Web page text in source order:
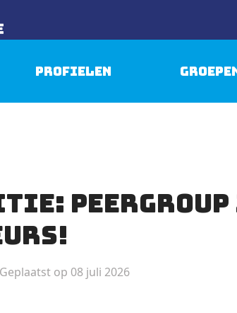
Profielen
Peergroup
Geplaatst op 08 juli 2026